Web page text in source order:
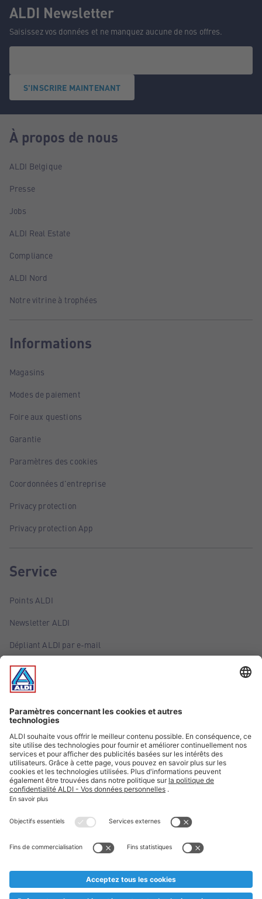
ALDI Newsletter
Saisissez vos données et ne manquez aucune de nos offres.
S'INSCRIRE MAINTENANT
À propos de nous
ALDI Belgique
Presse
Jobs
ALDI Real Estate
Compliance
ALDI Nord
Notre vitrine à trophées
Informations
Magasins
Modes de paiement
Foire aux questions
Garantie
Paramètres des cookies
Coordonnées d'entreprise
Privacy protection
Privacy protection App
Service
Points ALDI
Newsletter ALDI
Dépliant ALDI par e-mail
Offres
Infos essentielles
Suivez ALDI Belgique
Textes marqués d'un astérisque et mentions légales
* Nous vendons ces articles temporairement et jusqu'à
au cas où, malgré le planning bien étudié, nous serions
prématurément en rupture de stock. Prix Recupel et TVA incl.
** Sur ce site, l’utilisation de la forme masculine a été adoptée